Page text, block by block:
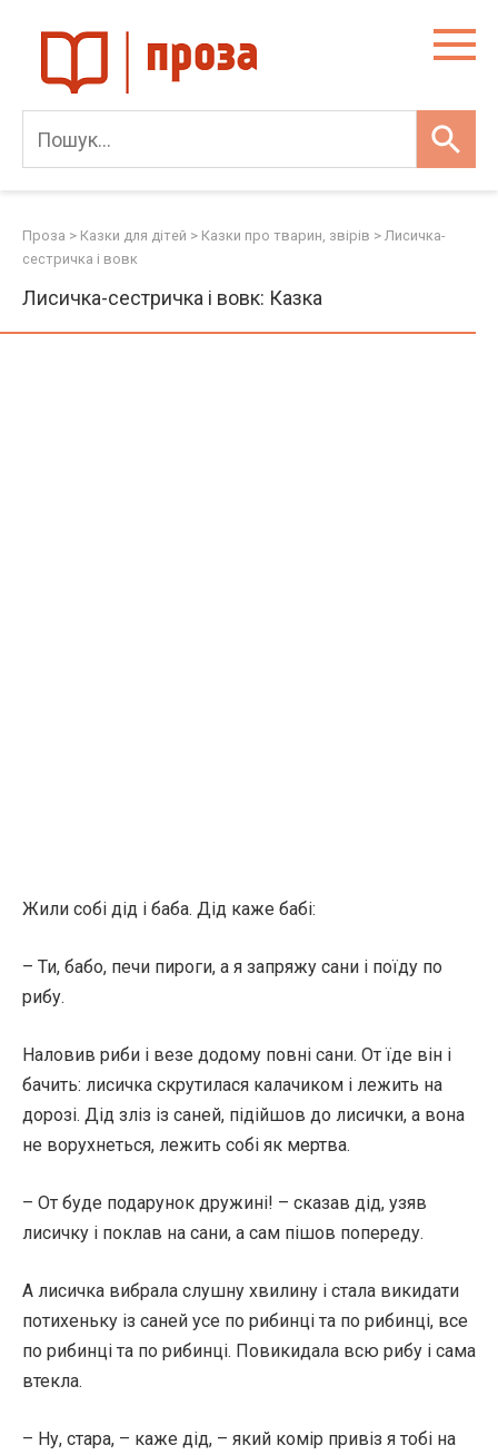
content
Проза > Казки для дітей > Казки про тварин, звірів > Лисичка-
сестричка і вовк
Лисичка-сестричка і вовк: Казка
Жили собі дід і баба. Дід каже бабі:
– Ти, бабо, печи пироги, а я запряжу сани і поїду по
рибу.
Наловив риби і везе додому повні сани. От їде він і
бачить: лисичка скрутилася калачиком і лежить на
дорозі. Дід зліз із саней, підійшов до лисички, а вона
не ворухнеться, лежить собі як мертва.
– От буде подарунок дружині! – сказав дід, узяв
лисичку і поклав на сани, а сам пішов попереду.
А лисичка вибрала слушну хвилину і стала викидати
потихеньку із саней усе по рибинці та по рибинці, все
по рибинці та по рибинці. Повикидала всю рибу і сама
втекла.
– Ну, стара, – каже дід, – який комір привіз я тобі на